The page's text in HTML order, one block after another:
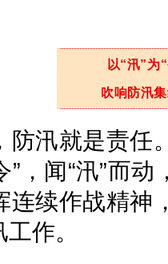
以“汛”为
吹响防汛
防汛就是责任
”，闻“汛”而
连续作战精神
作。